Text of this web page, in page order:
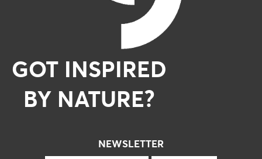
PRÜFBERICHT AKUSTIK
PRÜFBERICHT AKUSTIK LOCHUNG
PRÜFBERICHT - KEINE AKUSTISCHE
BEARBEITUNG
KLASSIFIZIERUNGSBERICHT ZUM
GOT INSPIRED
BY NATURE?
NEWSLETTER